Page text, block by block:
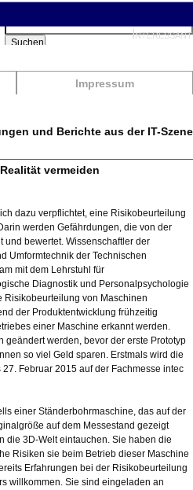
Impressum
Suchbegriffe
Suchen
und Berichte aus der IT-Szene
vermeiden
dazu verpflichtet, eine Risikobeurteilung
werden Gefährdungen, die von der
und bewertet. Wissenschaftler der
Umformtechnik der Technischen
mit dem Lehrstuhl für
Diagnostik und Personalpsychologie
Risikobeurteilung von Maschinen
der Produktentwicklung frühzeitig
einer Maschine erkannt werden.
geändert werden, bevor der erste Prototyp
so viel Geld sparen. Erstmals wird die
Februar 2015 auf der Fachmesse intec
einer Ständerbohrmaschine, das auf der
auf dem Messestand gezeigt
die 3D-Welt eintauchen. Sie haben die
Risiken sie beim Betrieb dieser Maschine
Erfahrungen bei der Risikobeurteilung
willkommen. Sie sind eingeladen an